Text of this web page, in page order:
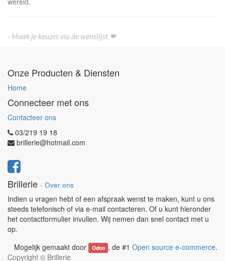
- Maak je keuzes via de wenslijst ❤
Onze Producten & Diensten
Home
Connecteer met ons
Contacteer ons
03/219 19 18
brillerie@hotmail.com
Brillerie - Over ons
Indien u vragen hebt of een afspraak wenst te maken, kunt u ons
steeds telefonisch of via e-mail contacteren. Of u kunt hieronder
het contactformulier invullen. Wij nemen dan snel contact met u
op.
Mogelijk gemaakt door Odoo , de #1 Open source e-commerce.
Copyright © Brillerie